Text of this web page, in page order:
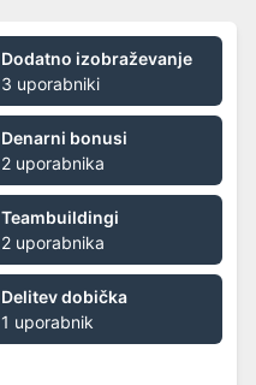
Dodatno izobraževanje
3 uporabniki
Denarni bonusi
2 uporabnika
Teambuildingi
2 uporabnika
Delitev dobička
1 uporabnik